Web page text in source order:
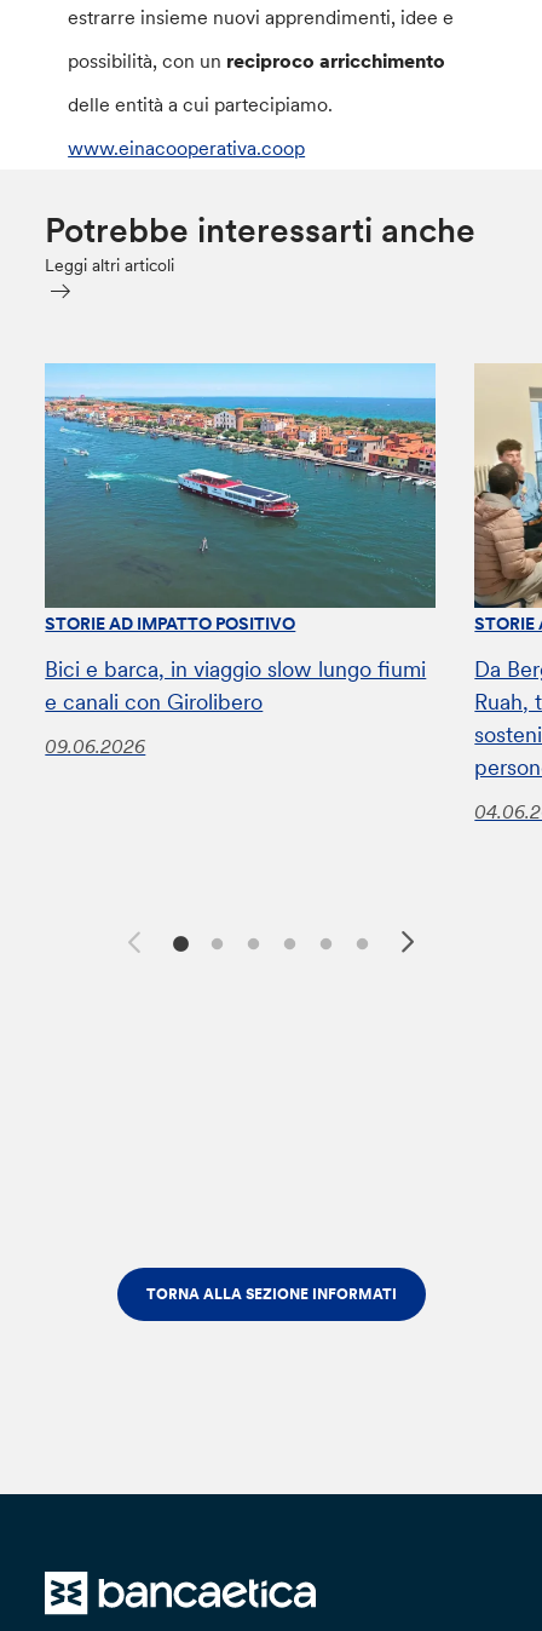
estrarre insieme nuovi apprendimenti, idee e
possibilità, con un reciproco arricchimento
delle entità a cui partecipiamo.
www.einacooperativa.coop
Potrebbe interessarti anche
Leggi altri articoli
STORIE AD IMPATTO POSITIVO
Bici e barca, in viaggio slow lungo fiumi
e canali con Girolibero
09.06.2026
STORIE
Da
Ruah,
TORNA ALLA SEZIONE INFORMATI